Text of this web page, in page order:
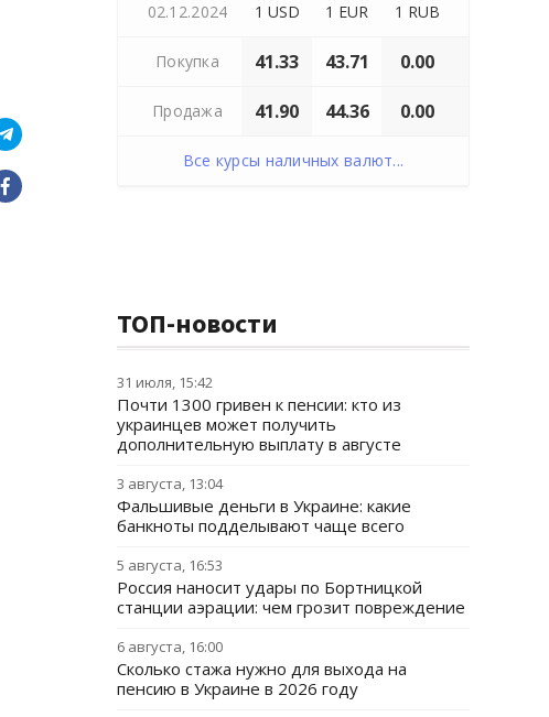
02.12.2024 1 USD 1 EUR 1 RUB
Покупка 41.33 43.71 0.00
Продажа 41.90 44.36 0.00
Все курсы наличных валют...
ТОП-новости
31 июля, 15:42
Почти 1300 гривен к пенсии: кто из
украинцев может получить
дополнительную выплату в августе
3 августа, 13:04
Фальшивые деньги в Украине: какие
банкноты подделывают чаще всего
5 августа, 16:53
Россия наносит удары по Бортницкой
станции аэрации: чем грозит повреждение
6 августа, 16:00
Сколько стажа нужно для выхода на
пенсию в Украине в 2026 году